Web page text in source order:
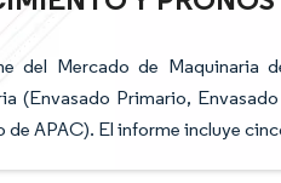
del Mercado de Maquinaria
(Envasado Primario,
de APAC). El informe incluye